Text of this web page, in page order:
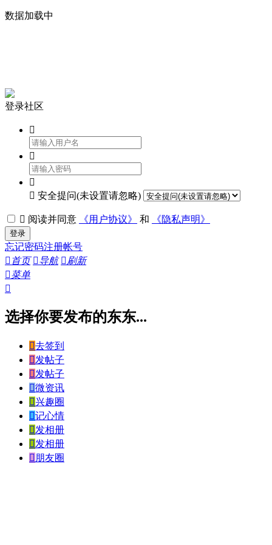
数据加载中
登录社区



 安全提问(未设置请忽略)
 阅读并同意 《用户协议》 和 《隐私声明》
登录
忘记密码注册帐号
 首页 导航 刷新
菜单

选择你要发布的东东...
去签到
发帖子
发帖子
微资讯
兴趣圈
记心情
发相册
发相册
 朋友圈